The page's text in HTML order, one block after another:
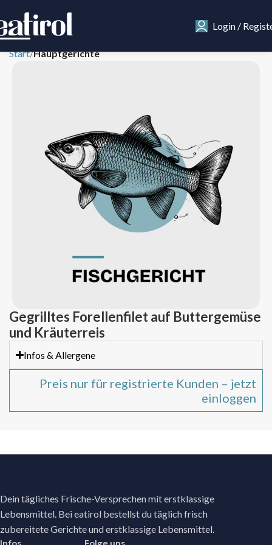
Login /
Start Hauptgerichte
Gegrilltes Forellenfilet auf Buttergemüse
und Kräuterreis
Infos & Allergene
Preis nur für registrierte Kunden – jetzt
einloggen
Dein tägliches Frische-Versprechen mit erstklassige
Lebensmittel. Bei eatirol bestellst du täglich frisch
zubereitete Gerichte und erstklassige Lebensmittel.